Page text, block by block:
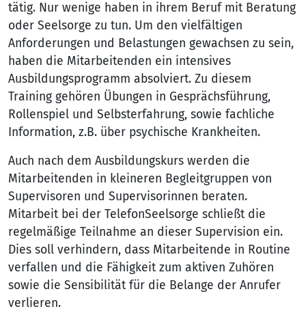
tätig. Nur wenige haben in ihrem Beruf mit Beratung
oder Seelsorge zu tun. Um den vielfältigen
Anforderungen und Belastungen gewachsen zu sein,
haben die Mitarbeitenden ein intensives
Ausbildungsprogramm absolviert. Zu diesem
Training gehören Übungen in Gesprächsführung,
Rollenspiel und Selbsterfahrung, sowie fachliche
Information, z.B. über psychische Krankheiten.
Auch nach dem Ausbildungskurs werden die
Mitarbeitenden in kleineren Begleitgruppen von
Supervisoren und Supervisorinnen beraten.
Mitarbeit bei der TelefonSeelsorge schließt die
regelmäßige Teilnahme an dieser Supervision ein.
Dies soll verhindern, dass Mitarbeitende in Routine
verfallen und die Fähigkeit zum aktiven Zuhören
sowie die Sensibilität für die Belange der Anrufer
verlieren.